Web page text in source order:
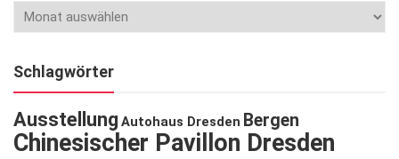
Schlagwörter
Ausstellung Autohaus Dresden Bergen
Chinesischer Pavillon Dresden